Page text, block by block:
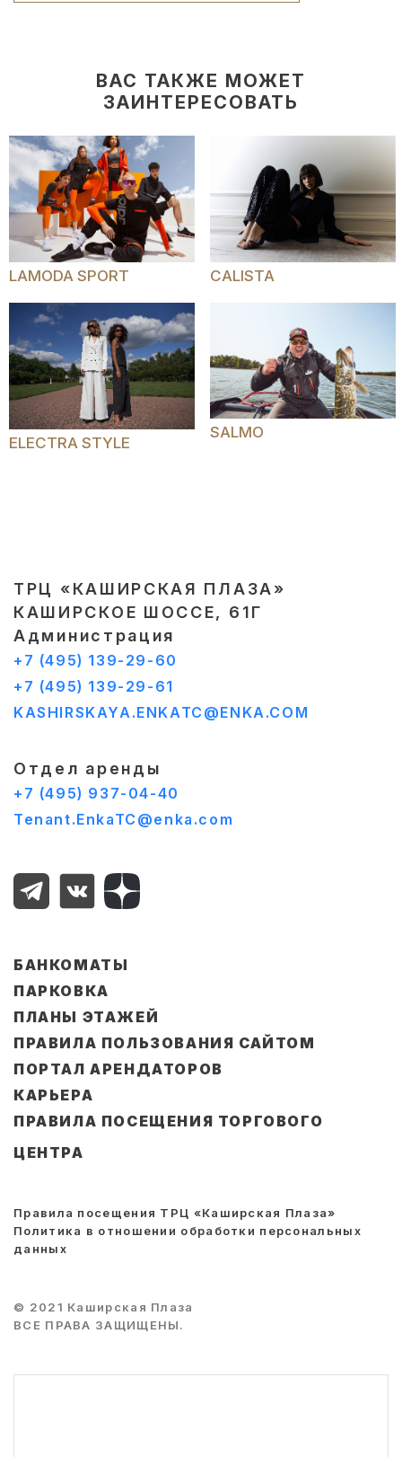
ВАС ТАКЖЕ МОЖЕТ
ЗАИНТЕРЕСОВАТЬ
LAMODA SPORT CALISTA
ELECTRA STYLE
SALMO
ТРЦ «КАШИРСКАЯ ПЛАЗА»
КАШИРСКОЕ ШОССЕ, 61Г
Администрация
+7 (495) 139-29-60
+7 (495) 139-29-61
KASHIRSKAYA.ENKATC@ENKA.COM
Отдел аренды
+7 (495) 937-04-40
Tenant.EnkaTC@enka.com
БАНКОМАТЫ
ПАРКОВКА
ПЛАНЫ ЭТАЖЕЙ
ПРАВИЛА ПОЛЬЗОВАНИЯ САЙТОМ
ПОРТАЛ АРЕНДАТОРОВ
КАРЬЕРА
ПРАВИЛА ПОСЕЩЕНИЯ ТОРГОВОГО
ЦЕНТРА
Правила посещения ТРЦ «Каширская Плаза»
Политика в отношении обработки персональных
данных
© 2021 Каширская Плаза
ВСЕ ПРАВА ЗАЩИЩЕНЫ.